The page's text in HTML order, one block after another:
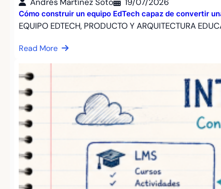
Cómo construir un equipo EdTech capaz de convertir
EQUIPO EDTECH, PRODUCTO Y ARQUITECTURA
Read More